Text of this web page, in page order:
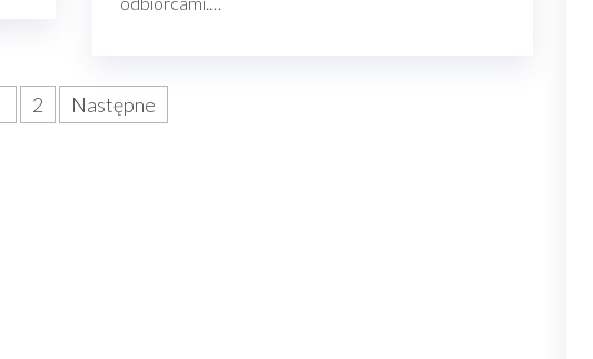
2 Następne